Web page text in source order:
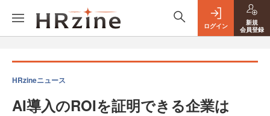
ログイン
新規
会員登録
HRzineニュース
AI導入のROIを証明できる企業は